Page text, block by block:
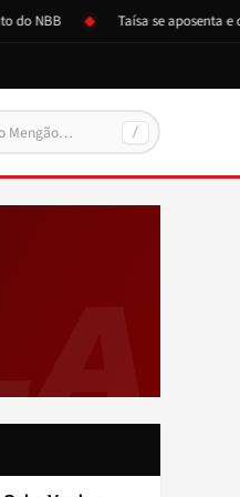
NBB Taísa se aposenta e
/